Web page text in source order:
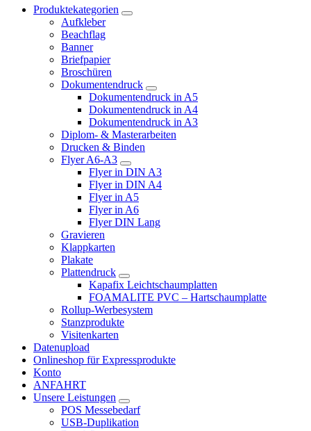
Produktekategorien
Aufkleber
Beachflag
Banner
Briefpapier
Broschüren
Dokumentendruck
Dokumentendruck in A5
Dokumentendruck in A4
Dokumentendruck in A3
Diplom- & Masterarbeiten
Drucken & Binden
Flyer A6-A3
Flyer in DIN A3
Flyer in DIN A4
Flyer in A5
Flyer in A6
Flyer DIN Lang
Gravieren
Klappkarten
Plakate
Plattendruck
Kapafix Leichtschaumplatten
FOAMALITE PVC – Hartschaumplatte
Rollup-Werbesystem
Stanzprodukte
Visitenkarten
Datenupload
Onlineshop für Expressprodukte
Konto
ANFAHRT
Unsere Leistungen
POS Messebedarf
USB-Duplikation